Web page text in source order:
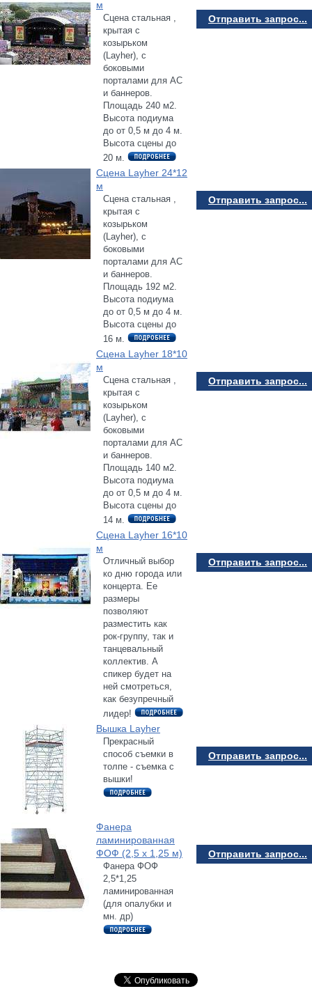
м
Сцена стальная ,
крытая с
козырьком
(Layher), с
боковыми
порталами для АС
и баннеров.
Площадь 240 м2.
Высота подиума
до от 0,5 м до 4 м.
Высота сцены до
20 м.
Отправить запрос...
Сцена Layher 24*12
м
Сцена стальная ,
крытая с
козырьком
(Layher), с
боковыми
порталами для АС
и баннеров.
Площадь 192 м2.
Высота подиума
до от 0,5 м до 4 м.
Высота сцены до
16 м.
Отправить запрос...
Сцена Layher 18*10
м
Сцена стальная ,
крытая с
козырьком
(Layher), с
боковыми
порталами для АС
и баннеров.
Площадь 140 м2.
Высота подиума
до от 0,5 м до 4 м.
Высота сцены до
14 м.
Отправить запрос...
Сцена Layher 16*10
м
Отличный выбор
ко дню города или
концерта. Ее
размеры
позволяют
разместить как
рок-группу, так и
танцевальный
коллектив. А
спикер будет на
ней смотреться,
как безупречный
лидер!
Отправить запрос...
Вышка Layher
Прекрасный
способ съемки в
толпе - съемка с
вышки!
Отправить запрос...
Фанера
ламинированная
ФОФ (2,5 х 1,25 м)
Фанера ФОФ
2,5*1,25
ламинированная
(для опалубки и
мн. др)
Отправить запрос...